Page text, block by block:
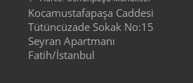
Kocamustafapaşa Caddesi
Tütüncüzade Sokak No:15
Seyran Apartmanı
Fatih/İstanbul